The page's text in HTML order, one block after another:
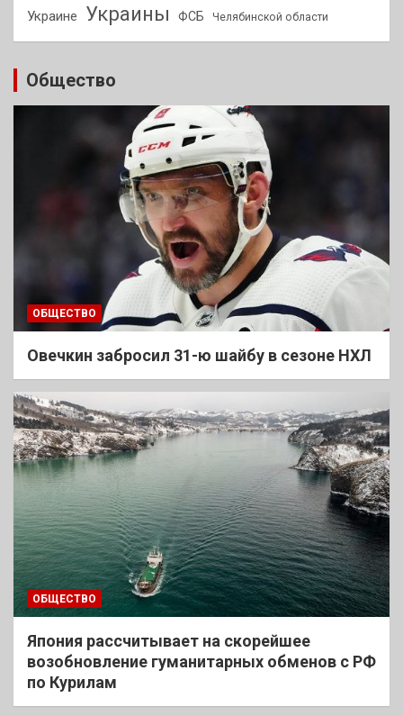
Украине Украины ФСБ Челябинской области
Общество
ОБЩЕСТВО
Овечкин забросил 31-ю шайбу в сезоне НХЛ
ОБЩЕСТВО
Япония рассчитывает на скорейшее
возобновление гуманитарных обменов с РФ
по Курилам